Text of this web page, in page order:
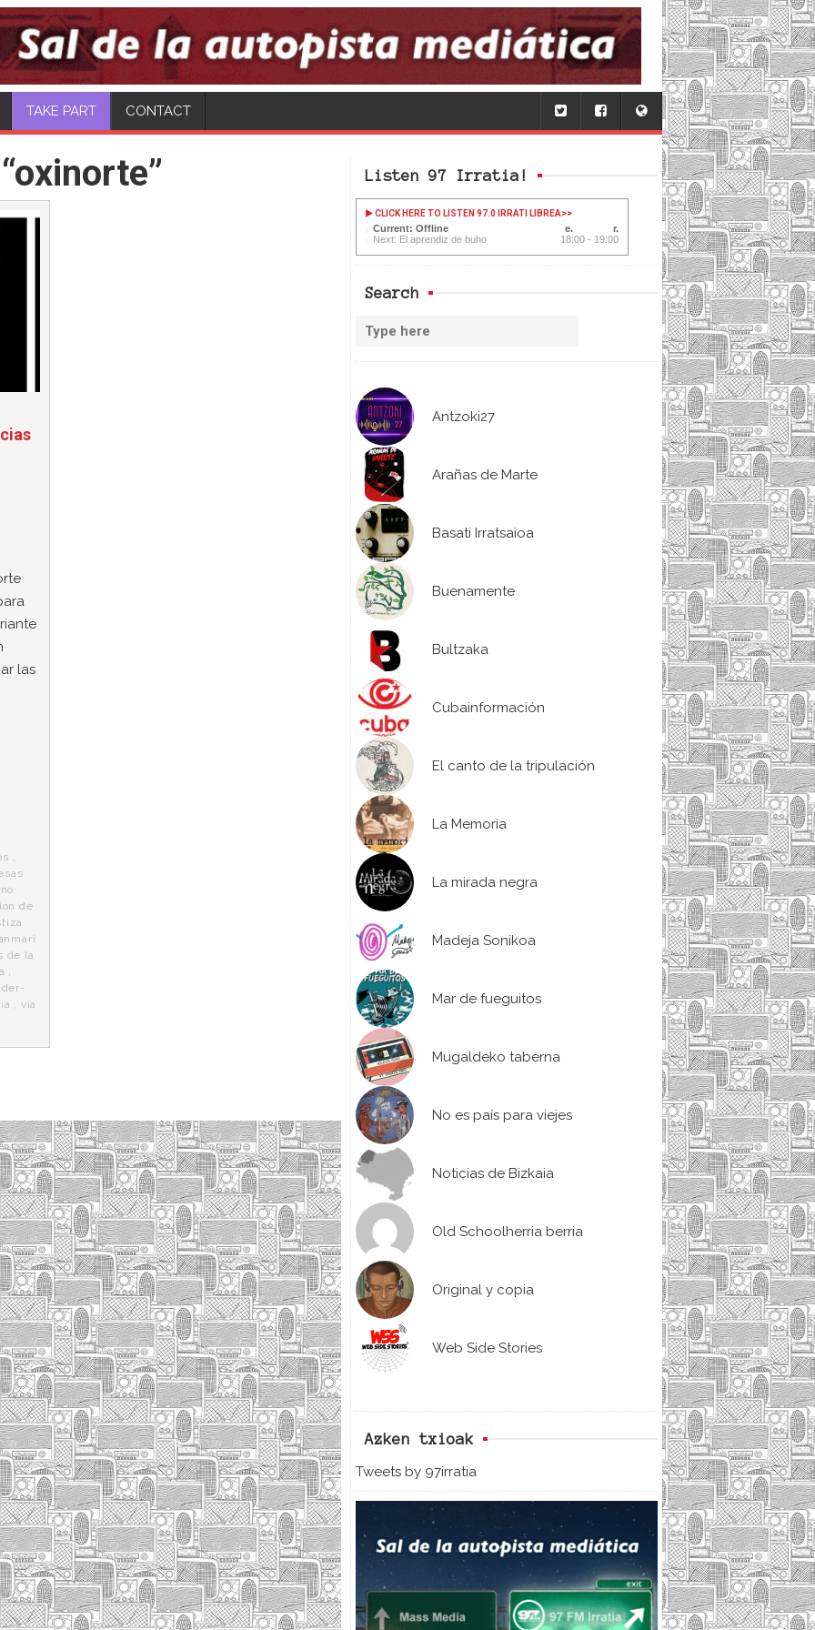
TAKE PART CONTACT
Listen 97 Irratia!
CLICK HERE TO LISTEN 97.0 IRRATI LIBREA>>
Current: Offline
Next: El aprendiz de buho
18:00 - 19:00
Search
Antzoki27
Arañas de Marte
Basati Irratsaioa
Buenamente
Bultzaka
Cubainformación
El canto de la tripulación
La Memoria
La mirada negra
Madeja Sonikoa
Mar de fueguitos
Mugaldeko taberna
No es país para viejes
Noticias de Bizkaia
Old Schoolherria berria
Original y copia
Web Side Stories
Azken txioak
Tweets by 97irratia
las
de
de la
via